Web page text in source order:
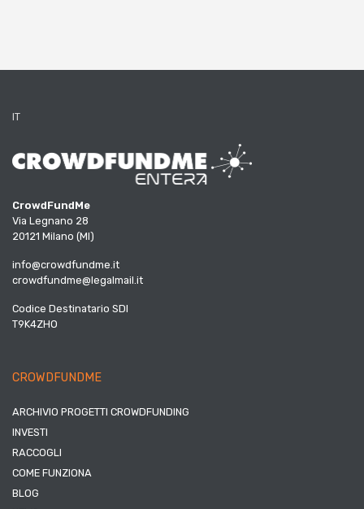
IT
CrowdFundMe
Via Legnano 28
20121 Milano (MI)
info@crowdfundme.it
crowdfundme@legalmail.it
Codice Destinatario SDI
T9K4ZHO
CROWDFUNDME
ARCHIVIO PROGETTI CROWDFUNDING
INVESTI
RACCOGLI
COME FUNZIONA
BLOG